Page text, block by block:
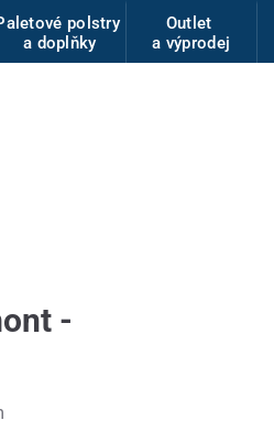
polstry
a doplňky
Outlet
a výprodej
-